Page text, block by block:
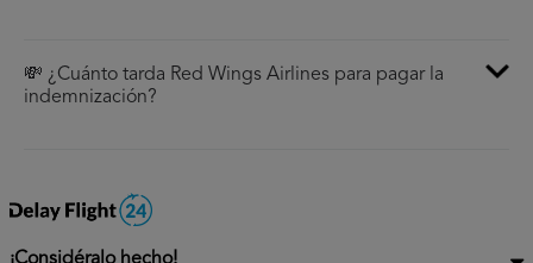
💸 ¿Cuánto tarda Red Wings Airlines para pagar la
indemnización?